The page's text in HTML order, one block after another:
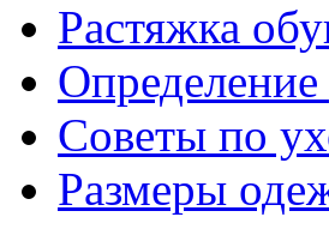
Растяжка
Советы по
Размеры